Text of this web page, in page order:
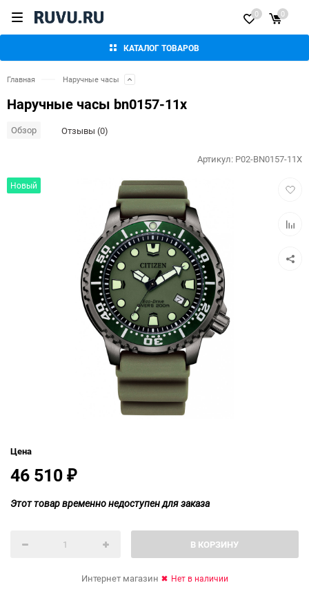
КАТАЛОГ ТОВАРОВ
0 0
Главная Наручные часы
Наручные часы bn0157-11x
Обзор Отзывы (0)
Новый
Артикул: P02-BN0157-11X
Цена
46 510 ₽
Этот товар временно недоступен для заказа
В КОРЗИНУ
Интернет магазин Нет в наличии